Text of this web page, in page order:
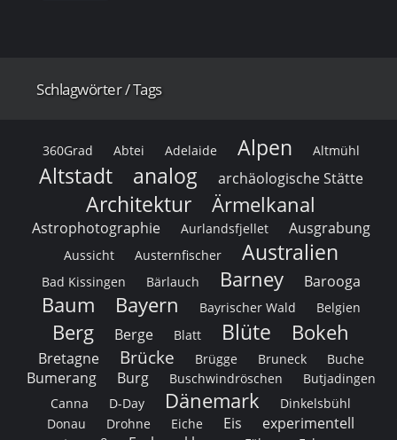
Schlagwörter / Tags
360Grad Abtei Adelaide Alpen Altmühl
Altstadt analog archäologische Stätte
Architektur Ärmelkanal
Astrophotographie Aurlandsfjellet Ausgrabung
Aussicht Austernfischer Australien
Bad Kissingen Bärlauch Barney Barooga
Baum Bayern Bayrischer Wald Belgien
Berg Berge Blatt Blüte Bokeh
Bretagne Brücke Brügge Bruneck Buche
Bumerang Burg Buschwindröschen
Butjadingen
Canna
D-Day Dänemark
Dinkelsbühl
Donau
Drohne Eiche Eis experimentell